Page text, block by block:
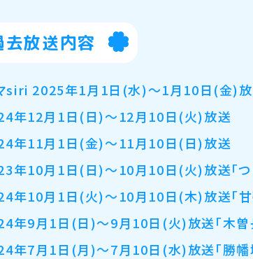
去放送内容
siri 2025年1月1日(水)～1月10日(金)
年12月1日(日)～12月10日(火)放送
年11月1日(金)～11月10日(日)放送
年10月1日(日)～10月10日(火)放送「つ
年10月1日(火)～10月10日(木)放送「甘
年9月1日(日)～9月10日(火)放送「木曽
年7月1日(月)～7月10日(水)放送「勝幡